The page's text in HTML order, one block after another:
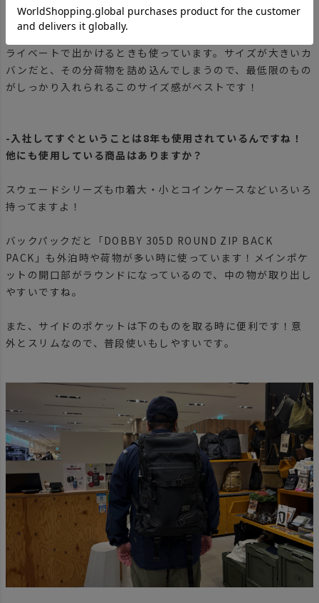
見た目よりも大容量なのがとても気に入っていて、通勤でもプ
ライベートで出かけるときも使っています。サイズが大きいカ
バンだと、その分荷物を詰め込んでしまうので、最低限のもの
がしっかり入れられるこのサイズ感がベストです！
-入社してすぐということは8年も使用されているんですね！
他にも使用している商品はありますか？
スウェードシリーズも巾着大・小とコインケースなどいろいろ
持ってますよ！
バックパックだと「DOBBY 305D ROUND ZIP BACK
PACK」も外泊時や荷物が多い時に使っています！メインポケ
ットの開口部がラウンドになっているので、中の物が取り出し
やすいですね。
また、サイドのポケットは下のものを取る時に便利です！意
外とスリムなので、普段使いもしやすいです。